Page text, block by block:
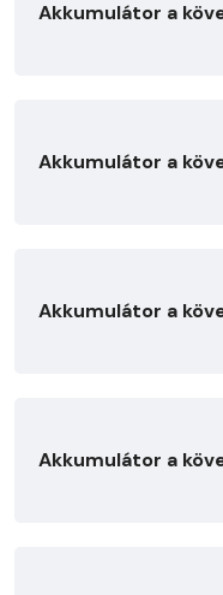
Akkumulátor a
Akkumulátor a
Akkumulátor a
Akkumulátor a